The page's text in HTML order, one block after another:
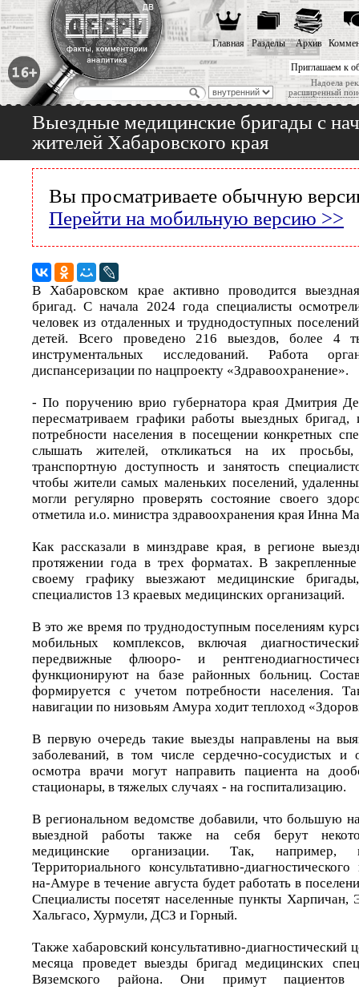
Приглашаем к
Надоела
расширенный
Главная Разделы Архив
Выездные медицинские бригады с
жителей Хабаровского края
Вы просматриваете обычную
Перейти на мобильную версию >>
В Хабаровском крае активно проводится
бригад. С начала 2024 года специалисты
человек из отдаленных и труднодоступных
детей. Всего проведено 216 выездов, более 4
инструментальных исследований. Работа
диспансеризации по нацпроекту «Здравоохранение».
- По поручению врио губернатора края Дмитрия
пересматриваем графики работы выездных
потребности населения в посещении конкретных
слышать жителей, откликаться на их
транспортную доступность и занятость
чтобы жители самых маленьких поселений,
могли регулярно проверять состояние своего
отметила и.о. министра здравоохранения края Инна
Как рассказали в минздраве края, в регионе
протяжении года в трех форматах. В
своему графику выезжают медицинские
специалистов 13 краевых медицинских организаций.
В это же время по труднодоступным поселениям
мобильных комплексов, включая
передвижные флюоро- и
функционируют на базе районных больниц.
формируется с учетом потребности населения.
навигации по низовьям Амура ходит теплоход
В первую очередь такие выезды направлены на
заболеваний, в том числе сердечно-сосудистых и
осмотра врачи могут направить пациента на
стационары, в тяжелых случаях - на госпитализацию.
В региональном ведомстве добавили, что большую
выездной работы также на себя берут
медицинские организации. Так, например,
Территориального консультативно-
на-Амуре в течение августа будет работать в
Специалисты посетят населенные пункты Харпичан,
Хальгасо, Хурмули, ДСЗ и Горный.
Также хабаровский консультативно-диагностический
месяца проведет выезды бригад медицинских
Вяземского района. Они примут пациентов